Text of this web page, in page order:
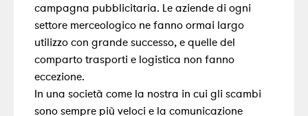
campagna pubblicitaria. Le aziende di ogni
settore merceologico ne fanno ormai largo
utilizzo con grande successo, e quelle del
comparto trasporti e logistica non fanno
eccezione.
In una società come la nostra in cui gli scambi
sono sempre più veloci e la comunicazione